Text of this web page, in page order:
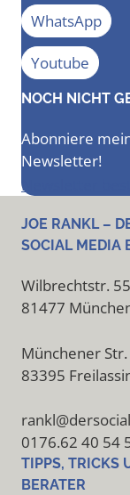
WhatsApp
Youtube
NOCH NICHT
Abonniere
Newsletter!
Newsletter
JOE RANKL –
SOCIAL MEDIA
Wilbrechtstr. 55
81477
Münchener Str.
83395
0176.62 40 54
TIPPS, TRICKS
BERATER